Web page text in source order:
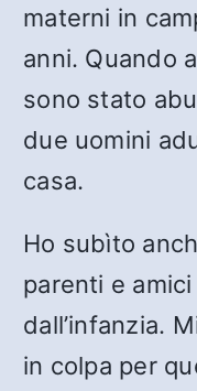
materni in
anni. Quando
sono stato
due uomini
casa.
Ho subìto
parenti e
dall’infanzia.
in colpa per